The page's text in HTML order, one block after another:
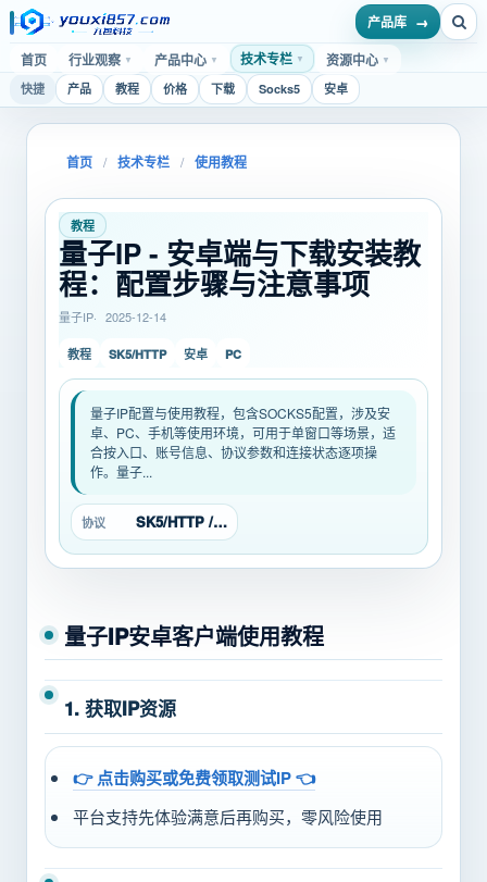
首页 行业观察 ▼ 产品中心 ▼ 技术专栏 ▼ 资源中心 ▼
产品库
快捷 产品 教程 价格 下载 Socks5 安卓
首页 / 技术专栏 / 使用教程
教程
量子IP - 安卓端与下载安装教
程：配置步骤与注意事项
量子IP 2025-12-14
教程 SK5/HTTP 安卓 PC
量子IP配置与使用教程，包含SOCKS5配置，涉及安
卓、PC、手机等使用环境，可用于单窗口等场景，适
合按入口、账号信息、协议参数和连接状态逐项操
作。量子...
协议 SK5/HTTP / 安卓 / PC
量子IP安卓客户端使用教程
1. 获取IP资源
👉 点击购买或免费领取测试IP 👈
平台支持先体验满意后再购买，零风险使用